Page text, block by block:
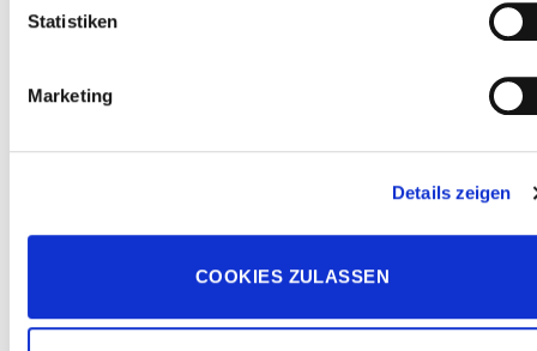
Statistiken
Marketing
Details zeigen
COOKIES ZULASSEN
NEUESTE KOMMENTARE